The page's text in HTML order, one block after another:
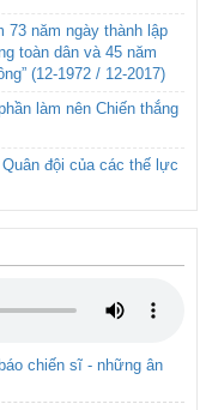
năm ngày thành lập
toàn dân và 45 năm
(12-1972 / 12-2017)
làm nên Chiến thắng
đội của các thế lực
chiến sĩ - những ân